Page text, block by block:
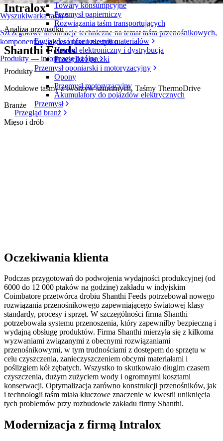
Wyszukiwarka taśm
Szczegółowe informacje techniczne na temat taśm przenośnikowych,
komponentów, akcesoriów i nie tylko
Produkty — informacje ogólne
Towary konsumpcyjne
Przemysł papierniczy
Rozwiązania taśm transportujących
Logistyka i przenoszenie materiałów
Handel elektroniczny i dystrybucja
Przesyłki i paczki
Przemysł oponiarski i motoryzacyjny
Opony
Przemysł motoryzacyjny
Akumulatory do pojazdów elektrycznych
Przemysł
Przegląd branż
Intralox
Analiza przypadku
Shanthi Feeds
Produkty
Modułowe taśmy z tworzyw sztucznych, Taśmy ThermoDrive
Branże
Mięso i drób
Oczekiwania klienta
Podczas przygotowań do podwojenia wydajności produkcyjnej (od
6000 do 12 000 ptaków na godzinę) zakładu w indyjskim
Coimbatore przetwórca drobiu Shanthi Feeds potrzebował nowego
rozwiązania przenośnikowego zapewniającego światowej klasy
standardy, procesy i sprzęt. W szczególności firma Shanthi
potrzebowała systemu przenoszenia, który zapewniłby bezpieczną i
wydajną obsługę produktów. Firma Shanthi mierzyła się z kilkoma
wyzwaniami związanymi z obecnymi rozwiązaniami
przenośnikowymi, w tym trudnościami z dostępem do sprzętu w
celu czyszczenia, zanieczyszczeniem obcymi materiałami i
poślizgiem kół zębatych. Wszystko to skutkowało długim czasem
czyszczenia, dużym zużyciem wody i ogromnymi kosztami
konserwacji. Optymalizacja zarówno konstrukcji przenośników, jak
i technologii taśm miała kluczowe znaczenie w kwestii uniknięcia
tych problemów przy rozbudowie zakładu firmy Shanthi.
Modernizacja z firmą Intralox